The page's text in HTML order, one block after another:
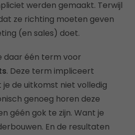
werden gemaakt. Terwijl
ze richting moeten geven
(en sales) doet.
daar één term voor
. Deze term impliceert
de uitkomst niet volledig
genoeg horen deze
géén gok te zijn. Want je
En de resultaten